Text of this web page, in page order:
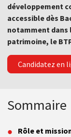
développement
accessible dès
notamment dans
patrimoine, le
Candidatez en
Sommaire
Rôle et